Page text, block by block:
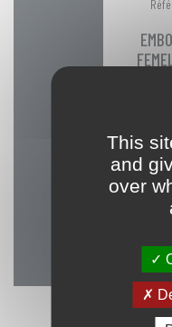
Embout
pour
This
and
over